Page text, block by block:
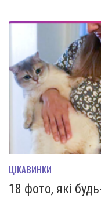
ЦІКАВИНКИ
18 фото, які